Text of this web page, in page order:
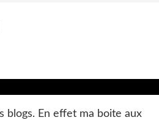
blogs. En effet ma boite aux